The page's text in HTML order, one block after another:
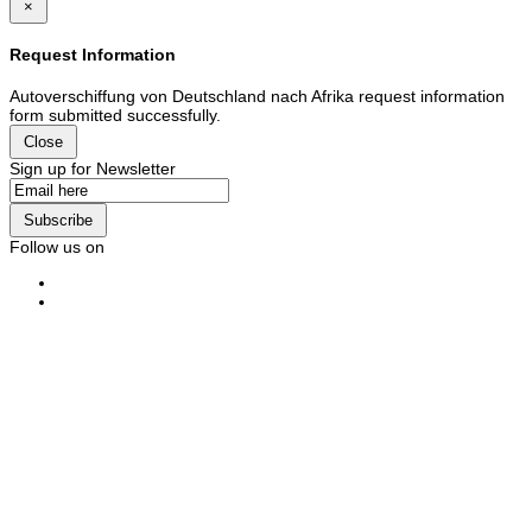
×
Request Information
Autoverschiffung von Deutschland nach Afrika request information
form submitted successfully.
Close
Sign up for Newsletter
Subscribe
Follow us on